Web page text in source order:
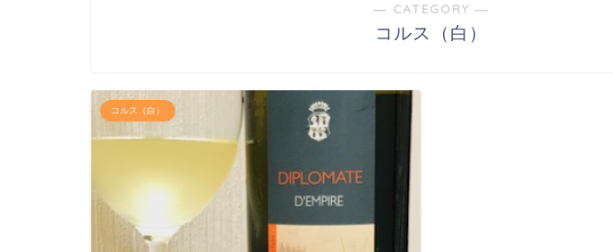
― CATEGORY ―
コルス（白）
コルス（白）